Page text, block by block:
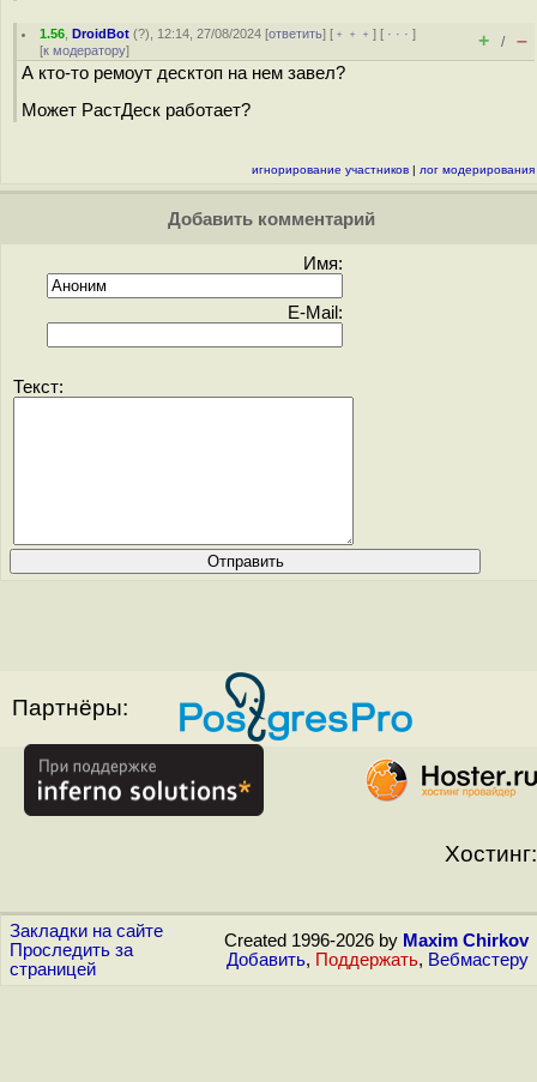
1.56 ,DroidBot (?), 12:14, 27/08/2024 [ответить] [ ﹢﹢﹢] [ · · ·]
[к модератору] + / –
А кто-то ремоут десктоп на нем завел?
Может РастДеск работает?
игнорирование участников | лог модерирования
Добавить комментарий
Имя:
E-Mail:
Текст:
Партнёры:
Хостинг:
Закладки на сайте
Проследить за
страницей
Created 1996-2026 by Maxim Chirkov
Добавить, Поддержать, Вебмастеру